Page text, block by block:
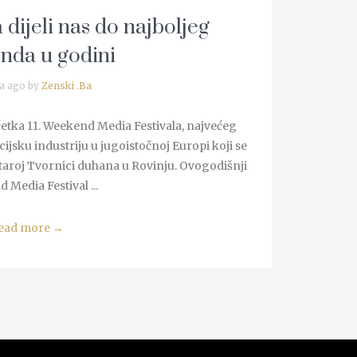
dijeli nas do najboljeg
u godini
ago byZenski .Ba
11. Weekend Media Festivala, najvećeg
industriju u jugoistočnoj Europi koji se
Tvornici duhana u Rovinju. Ovogodišnji
Media Festival ...
more →